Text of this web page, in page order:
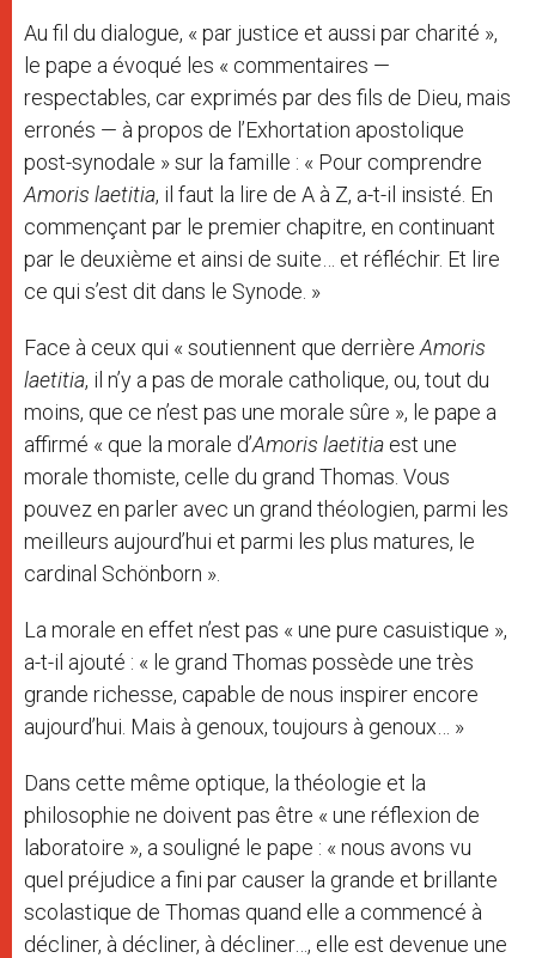
Au fil du dialogue, « par justice et aussi par charité »,
le pape a évoqué les « commentaires —
respectables, car exprimés par des fils de Dieu, mais
erronés — à propos de l’Exhortation apostolique
post-synodale » sur la famille : « Pour comprendre
Amoris laetitia, il faut la lire de A à Z, a-t-il insisté. En
commençant par le premier chapitre, en continuant
par le deuxième et ainsi de suite… et réfléchir. Et lire
ce qui s’est dit dans le Synode. »
Face à ceux qui « soutiennent que derrière Amoris
laetitia, il n’y a pas de morale catholique, ou, tout du
moins, que ce n’est pas une morale sûre », le pape a
affirmé « que la morale d’Amoris laetitia est une
morale thomiste, celle du grand Thomas. Vous
pouvez en parler avec un grand théologien, parmi les
meilleurs aujourd’hui et parmi les plus matures, le
cardinal Schönborn ».
La morale en effet n’est pas « une pure casuistique »,
a-t-il ajouté : « le grand Thomas possède une très
grande richesse, capable de nous inspirer encore
aujourd’hui. Mais à genoux, toujours à genoux… »
Dans cette même optique, la théologie et la
philosophie ne doivent pas être « une réflexion de
laboratoire », a souligné le pape : « nous avons vu
quel préjudice a fini par causer la grande et brillante
scolastique de Thomas quand elle a commencé à
décliner, à décliner, à décliner…, elle est devenue une